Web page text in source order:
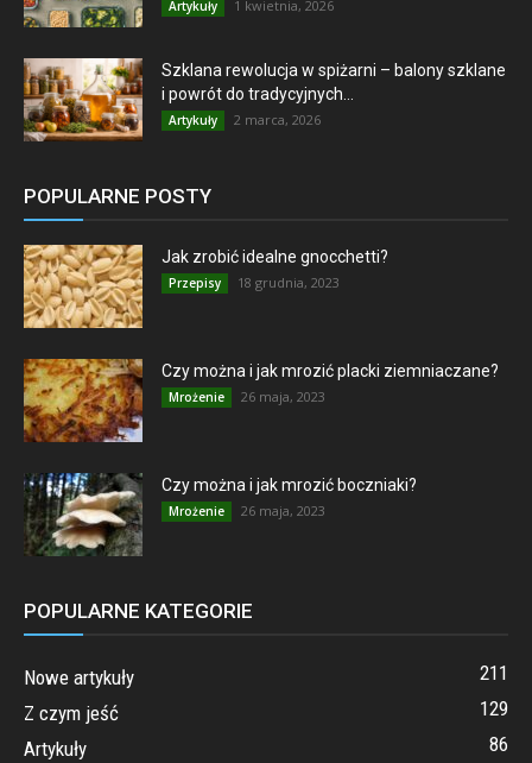
Artykuły 1 kwietnia, 2026
Szklana rewolucja w spiżarni – balony szklane
i powrót do tradycyjnych...
Artykuły 2 marca, 2026
POPULARNE POSTY
Jak zrobić idealne gnocchetti?
Przepisy 18 grudnia, 2023
Czy można i jak mrozić placki ziemniaczane?
Mrożenie 26 maja, 2023
Czy można i jak mrozić boczniaki?
Mrożenie 26 maja, 2023
POPULARNE KATEGORIE
Nowe artykuły
211
Z czym jeść
129
Artykuły
86